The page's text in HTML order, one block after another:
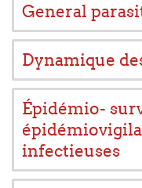
General
Dynamique
Épidémio-
infectieuses